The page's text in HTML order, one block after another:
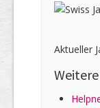
Aktueller